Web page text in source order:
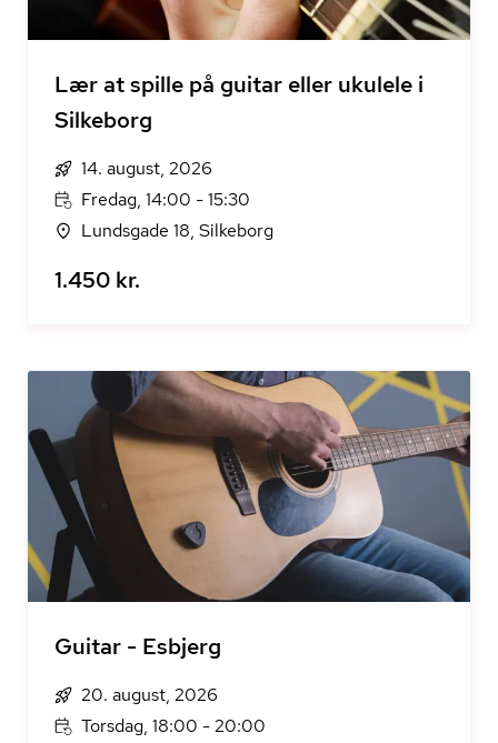
Lær at spille på guitar eller ukulele i
Silkeborg
14. august, 2026
Fredag, 14:00 - 15:30
Lundsgade 18, Silkeborg
1.450 kr.
Guitar - Esbjerg
20. august, 2026
Torsdag, 18:00 - 20:00